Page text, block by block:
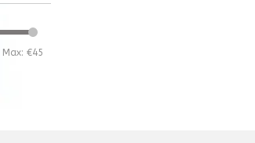
Max: €45